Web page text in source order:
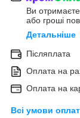
Ви
або гроші
Детальніше
Післяплата
Оплата на
Оплата на
Всі умови